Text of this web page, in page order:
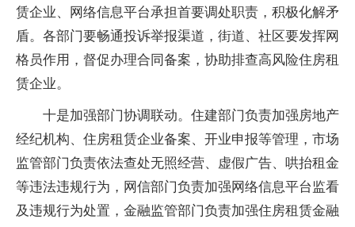
赁企业、网络信息平台承担首要调处职责，积极化解矛
盾。各部门要畅通投诉举报渠道，街道、社区要发挥网
格员作用，督促办理合同备案，协助排查高风险住房租
赁企业。
十是加强部门协调联动。住建部门负责加强房地产
经纪机构、住房租赁企业备案、开业申报等管理，市场
监管部门负责依法查处无照经营、虚假广告、哄抬租金
等违法违规行为，网信部门负责加强网络信息平台监看
及违规行为处置，金融监管部门负责加强住房租赁金融